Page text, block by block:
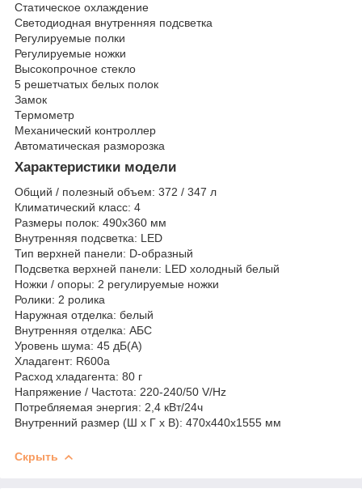
Статическое охлаждение
Светодиодная внутренняя подсветка
Регулируемые полки
Регулируемые ножки
Высокопрочное стекло
5 решетчатых белых полок
Замок
Термометр
Механический контроллер
Автоматическая разморозка
Характеристики модели
Общий / полезный объем: 372 / 347 л
Климатический класс: 4
Размеры полок: 490x360 мм
Внутренняя подсветка: LED
Тип верхней панели: D-образный
Подсветка верхней панели: LED холодный белый
Ножки / опоры: 2 регулируемые ножки
Ролики: 2 ролика
Наружная отделка: белый
Внутренняя отделка: АБС
Уровень шума: 45 дБ(А)
Хладагент: R600a
Расход хладагента: 80 г
Напряжение / Частота: 220-240/50 V/Hz
Потребляемая энергия: 2,4 кВт/24ч
Внутренний размер (Ш x Г x В): 470x440x1555 мм
Скрыть